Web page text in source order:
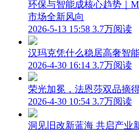
环保与智能成核心趋势｜
市场全新风向
2026-5-13 15:58 3.7万阅读
汉玛克凭什么稳居高奢智
2026-4-30 16:14 3.7万阅读
荣光加冕，法恩莎双品摘
2026-4-30 10:54 3.7万阅读
洞见旧改新蓝海 共启产